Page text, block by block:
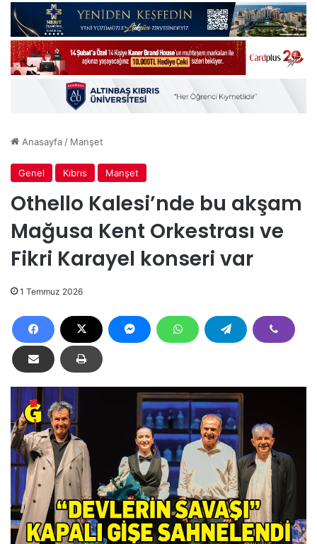
Anasayfa / Manşet
Genel Kıbrıs Manşet
Othello Kalesi’nde bu akşam
Mağusa Kent Orkestrası ve
Fikri Karayel konseri var
1 Temmuz 2026